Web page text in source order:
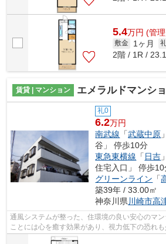
5.4万円 (管
敷金 1ヶ月
2階 / 1R /
賃貸 | マンション エメラルドマンシ
礼0
6.2万円
南武線 「武蔵中原
谷」 停歩10分
東急東横線 「 日吉
住宅入口」 停歩10
グリーンライン 「
築39年 / 33.00㎡
神奈川県 川崎市高
通風システムが整った、住環境の良い安心のマ
ことには心を癒す効果があり、視力低下の恐れ
的なデザイナーズマンションで、ご好...